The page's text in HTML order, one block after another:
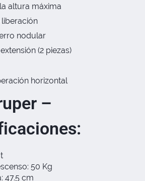
altura máxima
liberación
nodular
(2 piezas)
horizontal
–
50 Kg
47.5 cm